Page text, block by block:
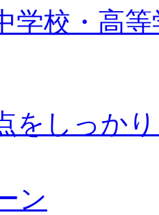
学校・高
をしっか
ン